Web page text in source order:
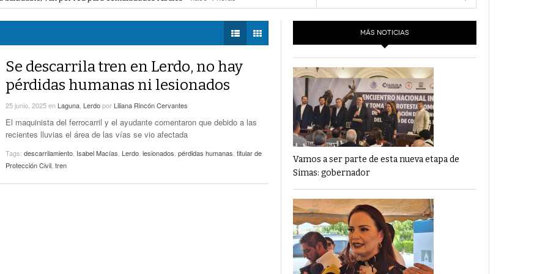
Avance De 33 Por Ciento- hace 6 horas -
No Hubo Daños A Obras Del Sistema Vial
Abastos- Independencia Por Las Lluvias
Coparmex Laguna Se Reunirá Con CFE La
Próxima Semana
- hace 7 horas -
TWEETS AND
LA MEJOR 97.1
ESTÉREO GALLITO
Financiamiento’ Por PC29
‘La Laguna: Bomba De Tiempo Por Falta De
Planeación’ Por PC29- 17 mayo, 2021
‘Las Corrupciones, Sus Formas Y Efectos’ Por
PC29- 7 mayo, 2021
ciudadano a 50 jueces en 2028- hace 5 horas -
Lerdo; cámaras captan a responsables- hace 5 horas -
de lotes baldíos
Se descarrila tren en Lerdo, no hay
pérdidas humanas ni lesionados
25 junio, 2025en Laguna Lerdopor Liliana Rincón Cervantes
El maquinista del ferrocarril y el ayudante comentaron que debido a las
recientes lluvias el área de las vías se vio afectada
Tags: descarrilamiento Isabel Macías Lerdo lesionados pérdidas humanas titular de
Protección Civil tren
MÁS NOTICIAS
Vamos a ser parte de esta nueva etapa de
Simas: gobernador